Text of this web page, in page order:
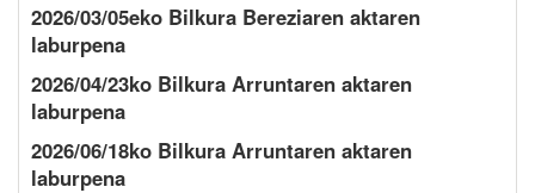
2026/03/05eko Bilkura Bereziaren aktaren
laburpena
2026/04/23ko Bilkura Arruntaren aktaren
laburpena
2026/06/18ko Bilkura Arruntaren aktaren
laburpena